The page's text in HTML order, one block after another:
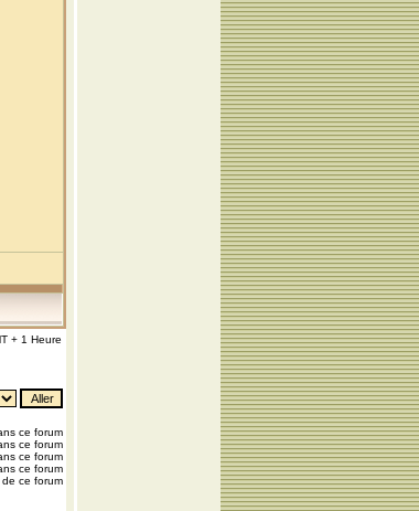
+ 1 Heure
ce forum
ce forum
ce forum
ce forum
ce forum